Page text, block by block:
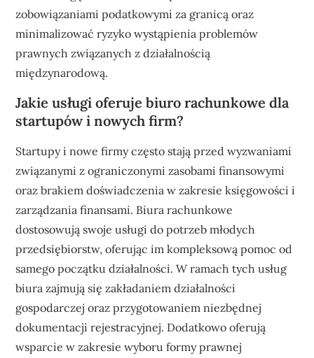
zobowiązaniami podatkowymi za granicą oraz
minimalizować ryzyko wystąpienia problemów
prawnych związanych z działalnością
międzynarodową.
Jakie usługi oferuje biuro rachunkowe dla
startupów i nowych firm?
Startupy i nowe firmy często stają przed wyzwaniami
związanymi z ograniczonymi zasobami finansowymi
oraz brakiem doświadczenia w zakresie księgowości i
zarządzania finansami. Biura rachunkowe
dostosowują swoje usługi do potrzeb młodych
przedsiębiorstw, oferując im kompleksową pomoc od
samego początku działalności. W ramach tych usług
biura zajmują się zakładaniem działalności
gospodarczej oraz przygotowaniem niezbędnej
dokumentacji rejestracyjnej. Dodatkowo oferują
wsparcie w zakresie wyboru formy prawnej